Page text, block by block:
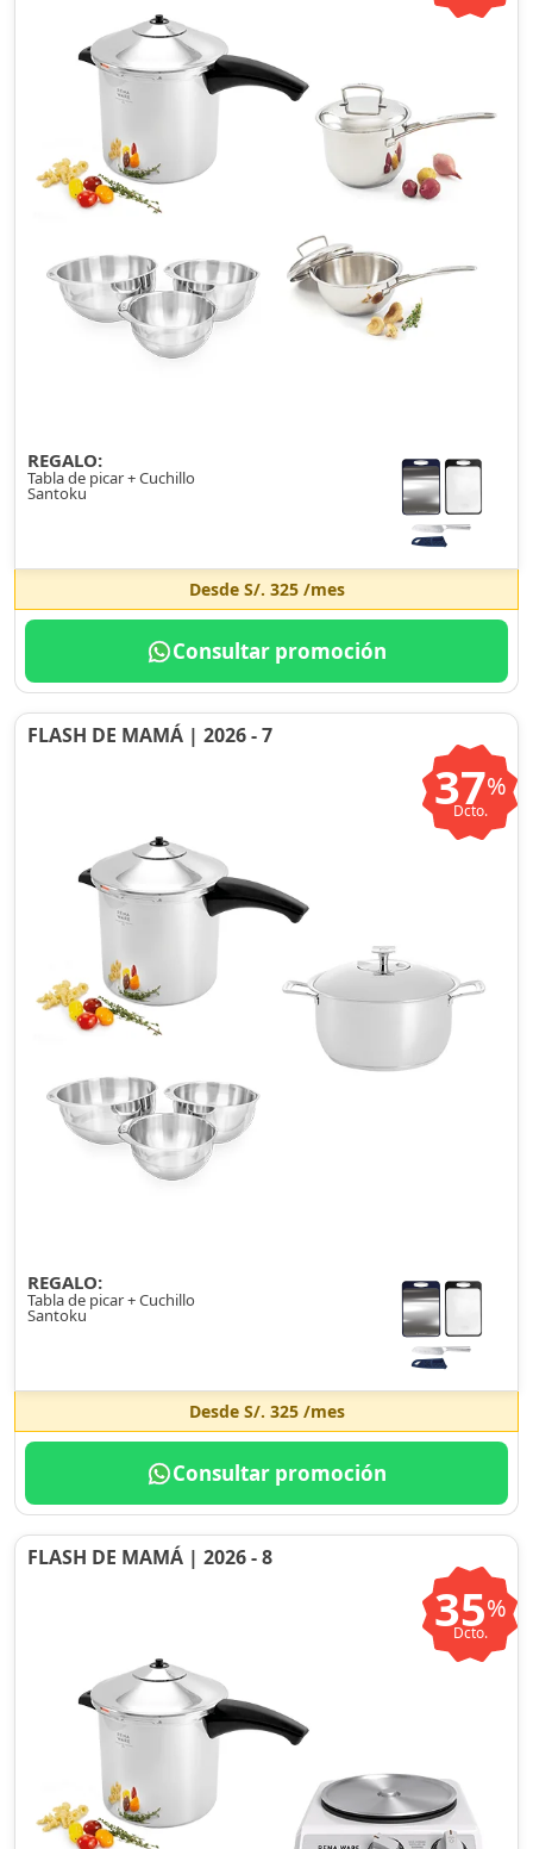
REGALO:
Tabla de picar + Cuchillo
Santoku
Desde S/. 325/mes
Consultar promoción
FLASH DE MAMÁ | 2026 - 7
37%
Dcto.
REGALO:
Tabla de picar + Cuchillo
Santoku
Desde S/. 325/mes
Consultar promoción
FLASH DE MAMÁ | 2026 - 8
35%
Dcto.